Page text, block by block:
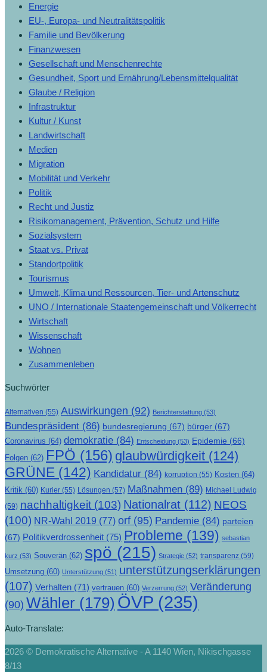
Energie
EU-, Europa- und Neutralitätspolitik
Familie und Bevölkerung
Finanzwesen
Gesellschaft und Menschenrechte
Gesundheit, Sport und Ernährung/Lebensmittelqualität
Glaube / Religion
Infrastruktur
Kultur / Kunst
Landwirtschaft
Medien
Migration
Mobilität und Verkehr
Politik
Recht und Justiz
Risikomanagement, Prävention, Schutz und Hilfe
Sozialsystem
Staat vs. Privat
Standortpolitik
Tourismus
Umwelt, Klima und Ressourcen, Tier- und Artenschutz
UNO / Internationale Staatengemeinschaft und Völkerrecht
Wirtschaft
Wissenschaft
Wohnen
Zusammenleben
Suchwörter
Alternativen (55) Auswirkungen (92) Berichterstattung (53)
Bundespräsident (86) bundesregierung (67) bürger (67)
Coronavirus (64) demokratie (84) Entscheidung (53) Epidemie (66)
Folgen (62) FPÖ (156) glaubwürdigkeit (124)
GRÜNE (142) Kandidatur (84) korruption (55) Kosten (64)
Kritik (60) Kurier (55) Lösungen (57) Maßnahmen (89) Michael Ludwig
(59) nachhaltigkeit (103) Nationalrat (112) NEOS
(100) NR-Wahl 2019 (77) orf (95) Pandemie (84) parteien
(67) Politikverdrossenheit (75) Probleme (139) sebastian
kurz (53) Souverän (62) spö (215) Strategie (52) transparenz (59)
Umsetzung (60) Unterstützung (51) unterstützungserklärungen
(107) Verhalten (71) vertrauen (60) Verzerrung (52) Veränderung
(90) Wähler (179) ÖVP (235)
Auto-Translate:
2026 © Demokratische Alternative - A 1140 Wien, Nikischgasse
8/13